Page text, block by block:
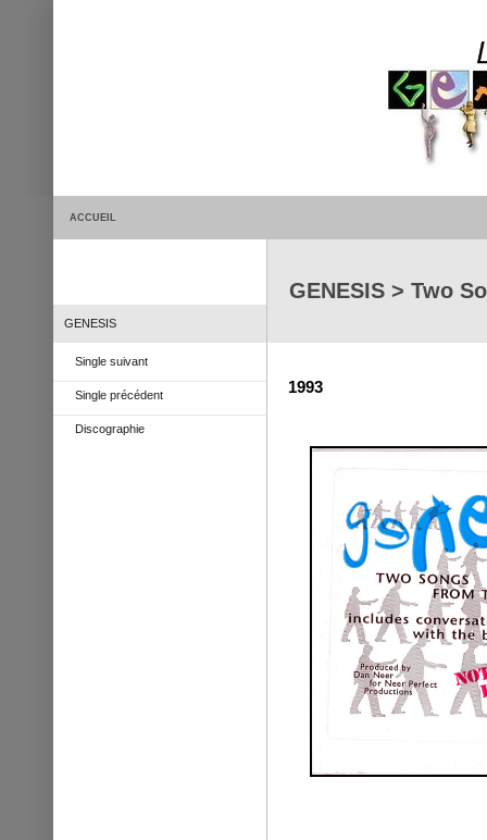
ACCUEIL
GENESIS
Single suivant
Single précédent
Discographie
GENESIS > Two
1993